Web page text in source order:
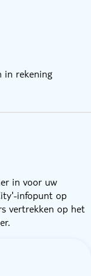
in rekening
in voor uw
infopunt op
vertrekken op het